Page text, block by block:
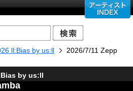
ll:Bias by us:ll
2026/7/11 Zepp
by us:ll